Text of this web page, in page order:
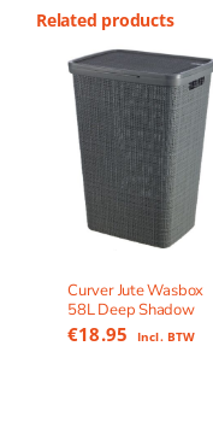
Related products
Curver Jute Wasbox
58L Deep Shadow
€18.95 Incl. BTW